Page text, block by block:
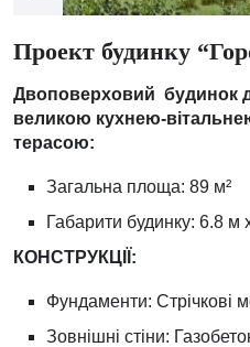
Проект будинку
Двоповерховий будинок
великою кухнею-
терасою:
Загальна площа: 89 м²
Габарити будинку: 6.8 м
КОНСТРУКЦІЇ:
Фундаменти: Стрічкові
Зовнішні стіни: